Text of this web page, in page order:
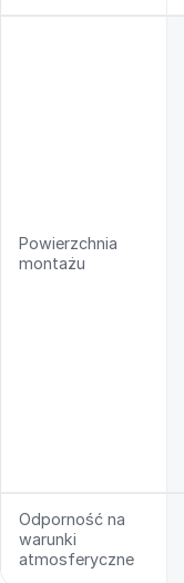
Powierzchnia
montażu
Odporność na
warunki
atmosferyczne